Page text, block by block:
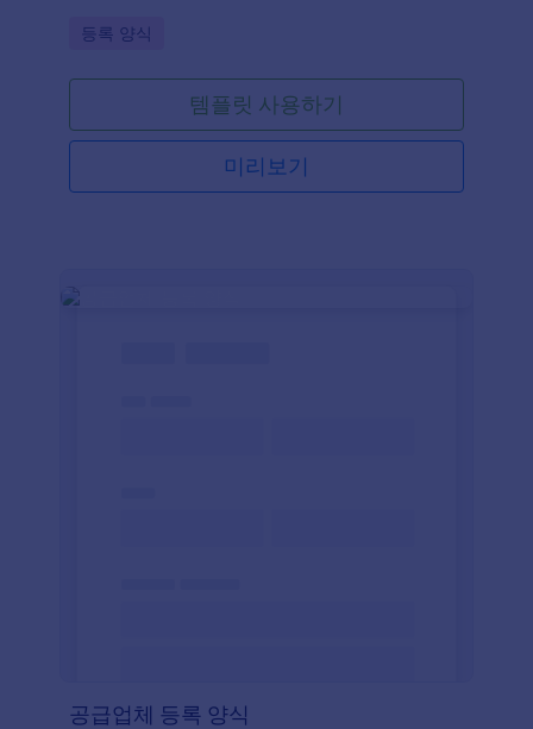
의 CRM에 데이터를 연동하고 로고 및 시각적이자 유
있고 귀하의 웹사이트에 그것을 연동하거나 독립적인
폼으로써 사용할 수 있습니다.
Go to Category:
등록 양식
템플릿 사용하기
미리보기
공급업체 등록 양식